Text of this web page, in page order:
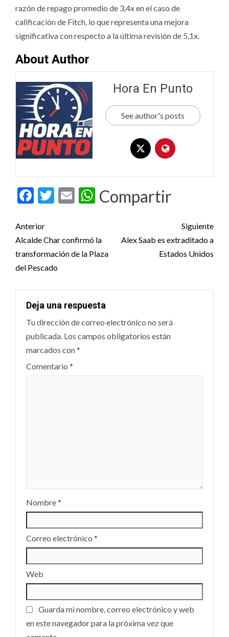
razón de repago promedio de 3,4x en el caso de
calificación de Fitch, lo que representa una mejora
significativa con respecto a la última revisión de 5,1x.
About Author
Hora En Punto
See author's posts
Facebook
Twitter
EmailWhatsApp
Compartir
Post
navigation
Anterior
Alcalde Char confirmó la
transformación de la Plaza
del Pescado
Siguiente
Alex Saab es extraditado a
Estados Unidos
Deja una respuesta
Tu dirección de correo electrónico no será
publicada. Los campos obligatorios están
marcados con*
Comentario *
Nombre*
Correo electrónico *
Web
Guarda mi nombre, correo electrónico y web
en este navegador para la próxima vez que